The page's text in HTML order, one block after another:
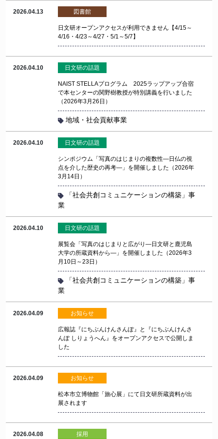
2026.04.13 図書館
日文研オープンアクセスが利用できません【4/15～
4/16・4/23～4/27・5/1～5/7】
2026.04.10 日文研の話題
NAIST STELLAプログラム 2025ラップアップ合宿
で本センターの関野樹教授が特別講義を行いました
（2026年3月26日）
地域・社会貢献事業
2026.04.10 日文研の話題
シンポジウム「写真のはじまりの複数性―日仏の視
点を介した歴史の再考―」を開催しました（2026年
3月14日）
「社会共創コミュニケーションの構築」事
業
2026.04.10 日文研の話題
展覧会「写真のはじまりと広がり―日文研と鹿児島
大学の所蔵資料から―」を開催しました（2026年3
月10日～23日）
「社会共創コミュニケーションの構築」事
業
2026.04.09 お知らせ
広報誌『にちぶんけんさんぽ』と『にちぶんけんさ
んぽ しりょうへん』をオープンアクセスで公開しま
した
2026.04.09 お知らせ
松本市立博物館「旅心展」にて日文研所蔵資料が出
展されます
2026.04.08 採用